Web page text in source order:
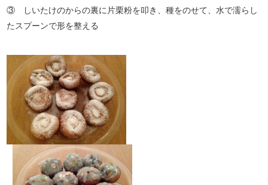
③ しいたけのからの裏に片栗粉を叩き、種をのせて、水で濡らし
たスプーンで形を整える